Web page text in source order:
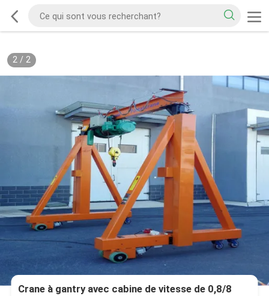
2/ 2
Crane à gantry avec cabine de vitesse de 0,8/8